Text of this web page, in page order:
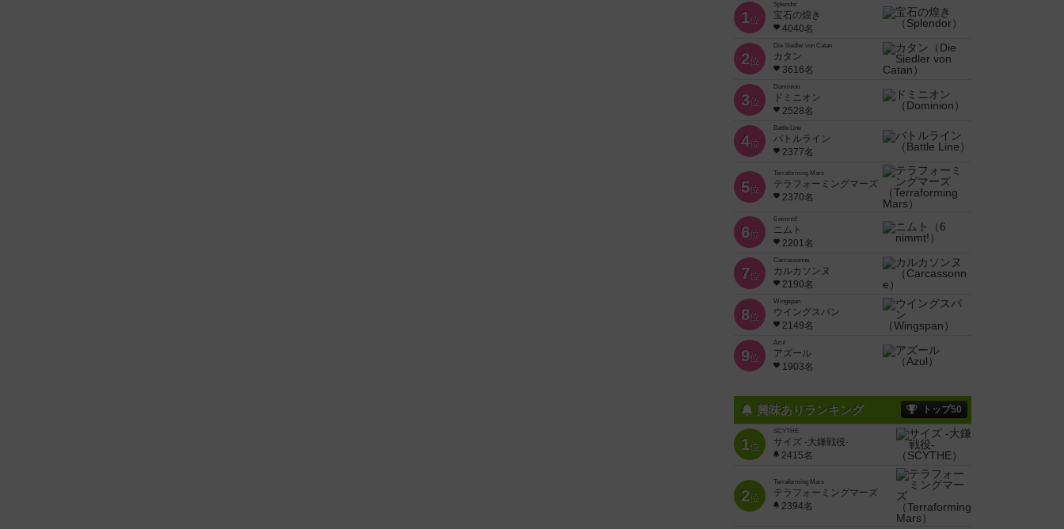
1位
Splendor
宝石の煌き
4040名
2位
Die Siedler von Catan
カタン
3616名
3位
Dominion
ドミニオン
2528名
4位
Battle Line
バトルライン
2377名
5位
Terraforming Mars
テラフォーミングマーズ
2370名
6位
6 nimmt!
ニムト
2201名
7位
Carcassonne
カルカソンヌ
2190名
8位
Wingspan
ウイングスパン
2149名
9位
Azul
アズール
1903名
興味ありランキング トップ50
1位
SCYTHE
サイズ -大鎌戦役-
2415名
2位
Terraforming Mars
テラフォーミングマーズ
2394名